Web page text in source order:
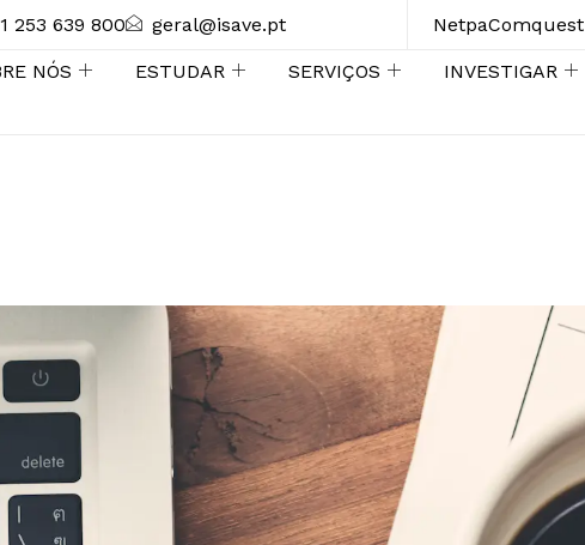
253 639 800 geral@isave.pt NetpaComquest
NÓS ESTUDAR SERVIÇOS INVESTIGAR